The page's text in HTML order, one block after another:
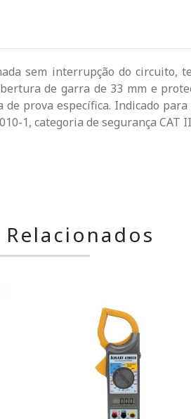
sem interrupção do circuito,
de garra de 33 mm e
prova específica. Indicado
1, categoria de segurança CAT II